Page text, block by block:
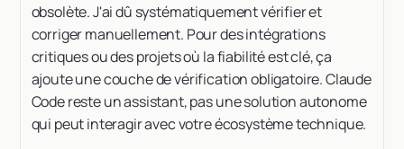
obsolète. J'ai dû systématiquement vérifier et
corriger manuellement. Pour des intégrations
critiques ou des projets où la fiabilité est clé, ça
ajoute une couche de vérification obligatoire. Claude
Code reste un assistant, pas une solution autonome
qui peut interagir avec votre écosystème technique.